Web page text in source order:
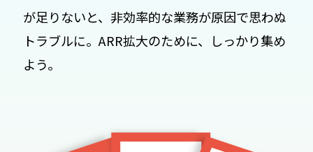
が足りないと、非効率的な業務が原因で思わぬ
トラブルに。ARR拡大のために、しっかり集め
よう。